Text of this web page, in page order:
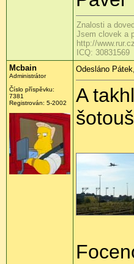
Znalosti a
Jsem clovek a
http://www.rur.cz
ICQ: 30831569
Mcbain
Administrátor
Číslo příspěvku:
7381
Registrován: 5-2002
Odesláno
A